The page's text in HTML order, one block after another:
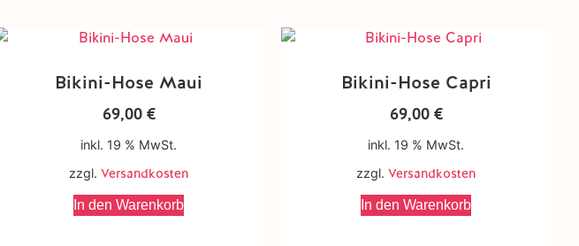
Bikini-Hose Maui
69,00 €
inkl. 19 % MwSt.
zzgl. Versandkosten
In den Warenkorb
Bikini-Hose Capri
69,00 €
inkl. 19 % MwSt.
zzgl. Versandkosten
In den Warenkorb